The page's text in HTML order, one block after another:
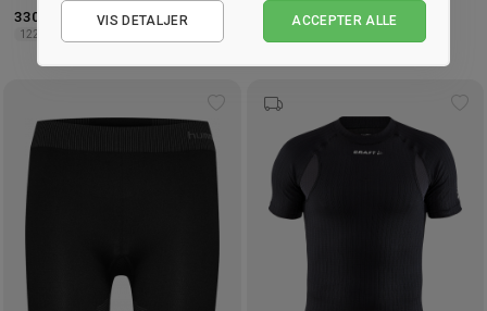
330,- kr. -14% Vejl. 385,- kr.
122/128
585,- kr. -10% Vejl. 650,- kr.
ønskeliste
Statistiske
VIS DETALJER ACCEPTER ALLE